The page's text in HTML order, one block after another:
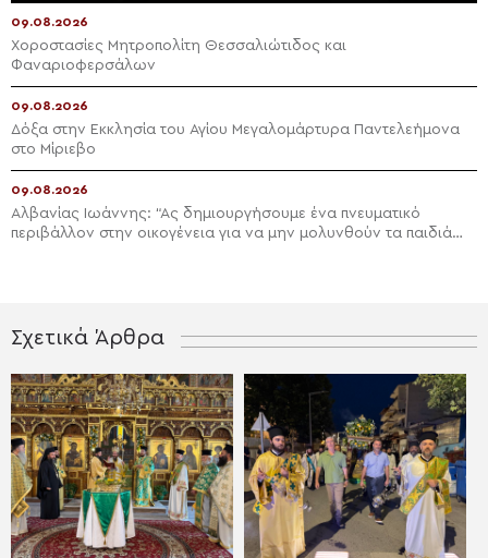
09.08.2026
Χοροστασίες Μητροπολίτη Θεσσαλιώτιδος και
Φαναριοφερσάλων
09.08.2026
Δόξα στην Εκκλησία του Αγίου Μεγαλομάρτυρα Παντελεήμονα
στο Μίριεβο
09.08.2026
Αλβανίας Ιωάννης: “Ας δημιουργήσουμε ένα πνευματικό
περιβάλλον στην οικογένεια για να μην μολυνθούν τα παιδιά
Σχετικά Άρθρα